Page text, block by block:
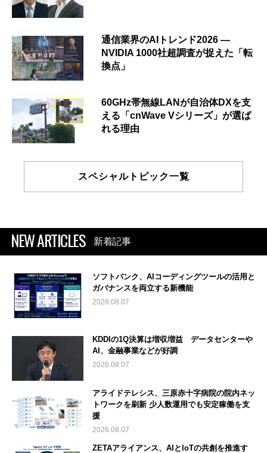
通信業界のAIトレンド2026 ―
NVIDIA 1000社超調査が捉えた「転
換点」
60GHz帯無線LANが自治体DXを支
える「cnWave Vシリーズ」が選ば
れる理由
スペシャルトピック一覧
NEW ARTICLES 新着記事
ソフトバンク、AIコーディングツールの活用と
ガバナンスを両立する新機能
2026.08.07
KDDIの1Q決算は増収増益 データセンターや
AI、金融事業などが好調
2026.08.07
アライドテレシス、三原赤十字病院の院内ネッ
トワークを刷新 少人数運用でも安定稼働を支
援
2026.08.07
ZETAアライアンス、AIとIoTの共創を推進す